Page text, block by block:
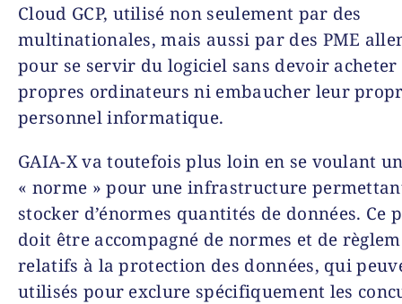
Cloud GCP, utilisé non seulement par des
multinationales, mais aussi par des PME
pour se servir du logiciel sans devoir
propres ordinateurs ni embaucher leur
personnel informatique.
GAIA-X va toutefois plus loin en se voulant
« norme » pour une infrastructure
stocker d’énormes quantités de données. Ce
doit être accompagné de normes et de
relatifs à la protection des données, qui
utilisés pour exclure spécifiquement les